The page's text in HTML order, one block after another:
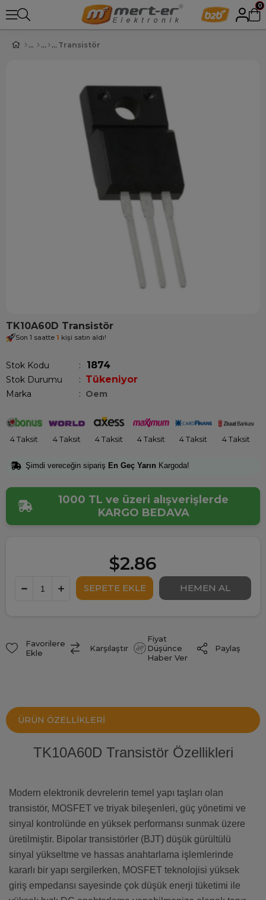
0
Transistör
TK10A60D Transistör
Son 1 saatte 1 kişi satın aldı!
Stok Kodu 1874
Stok Durumu : Tükeniyor
Marka : Oem
4 Taksit 4 Taksit 4 Taksit 4 Taksit 4 Taksit 4 Taksit
Şimdi vereceğin sipariş En Geç Yarın Kargoda!
1000 TL ve üzeri alışverişlerde
KARGO BEDAVA
$2.86
Favorilere
Ekle
Karşılaştır
Fiyat
Düşünce
Haber Ver
Paylaş
ÜRÜN ÖZELLIKLERI
TK10A60D Transistör Özellikleri
Modern elektronik devrelerin temel yapı taşları olan
transistör, MOSFET ve triyak bileşenleri, güç yönetimi ve
sinyal kontrolünde en yüksek performansı sunmak üzere
üretilmiştir. Bipolar transistörler (BJT) düşük gürültülü
sinyal yükseltme ve hassas anahtarlama işlemlerinde
kararlı bir yapı sergilerken, MOSFET teknolojisi yüksek
giriş empedansı sayesinde çok düşük enerji tüketimi ile